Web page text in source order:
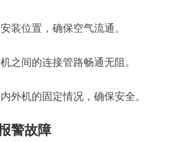
装位置，确保空气流通。
之间的连接管路畅通无阻。
外机的固定情况，确保安全。
警故障